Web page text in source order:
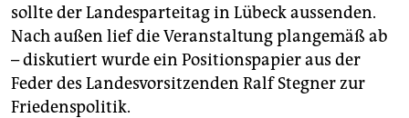
sollte der Landesparteitag in Lübeck aussenden.
Nach außen lief die Veranstaltung plangemäß ab
– diskutiert wurde ein Positionspapier aus der
Feder des Landesvorsitzenden Ralf Stegner zur
Friedenspolitik.